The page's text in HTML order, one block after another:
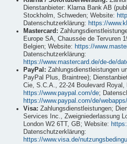
Dienstanbieter: Klarna Bank AB
Stockholm, Schweden; Website:
Datenschutzerklärung: https://
Mastercard:
Europe SA, Chaussée de Tervuren
Belgien; Website: https://
Datenschutzerklärung:
https://www.mastercard.de/de-de/
PayPal: Zahlungsdienstleistungen
PayPal Plus, Braintree);
Cie, S.C.A., 22-24 Boulevard Royal,
https://www.paypal.com/de;
https://www.paypal.com/de/
Visa: Zahlungsdienstleistungen;
Services Inc., Zweigniederlassung
London W2 6TT, GB; Website:
Datenschutzerklärung:
https://www.visa.de/